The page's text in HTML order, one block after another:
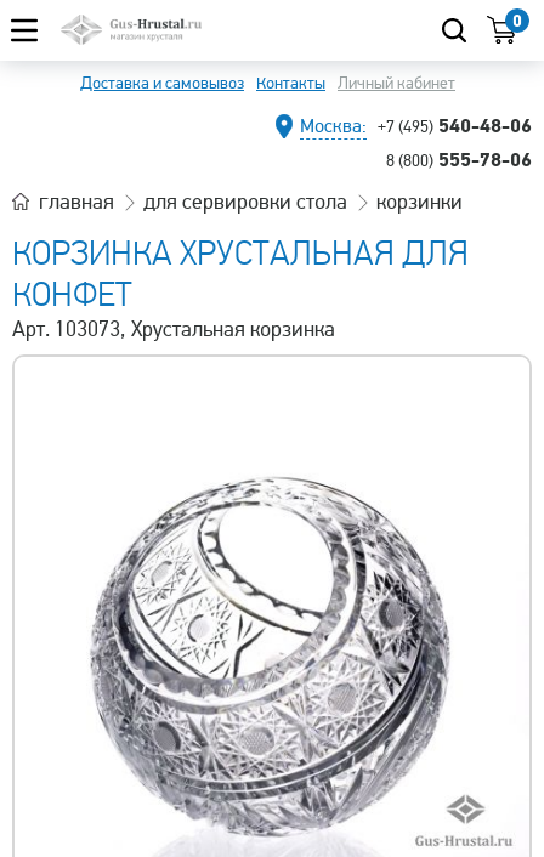
0
Доставка и самовывоз Контакты Личный кабинет
Москва: +7 (495) 540-48-06
8 (800) 555-78-06
главная для сервировки стола корзинки
КОРЗИНКА ХРУСТАЛЬНАЯ ДЛЯ
КОНФЕТ
Арт. 103073, Хрустальная корзинка